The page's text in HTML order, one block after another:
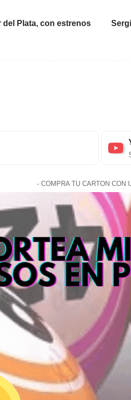
del Plata, con estrenos
- COMPRA TU CARTON CON